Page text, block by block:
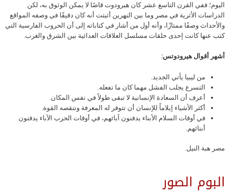
اليوم؛ ففي القرن التاسع عشر كان هيرودوت قاصًا لا يمكن الوثوق به، لكن
الدراسات الأثرية في مصر وما بين النهرين أثبتت أنه كان دقيقًا في وصفه المواقع
والأحداث وصفًا ممتازًا، وأنه أول من أشار في كتاباته إلى أن الحروب الفارسية التي
كتب عنها كانت إحدى حلقات مسلسل العلاقات العدائية بين الشرق والغرب.
أشهر أقوال هيرودوتس:
من ليبيا يأتي الجديد.
التسرع يجلب الفشل مهما كان ما تفعله.
أعرف أن السعادة الإنسانية لا تبقى طولاً في نفس المكان.
أكثر الأشياء إيلاماً للإنسان أن تتوفر له المعرفة وتنقصه القوة.
في أوقات السلام الأبناء يدفنون آبائهم، في أوقات الحرب الآباء يدفنون
أبنائهم.
مصر هبة النيل.
البوم الصور